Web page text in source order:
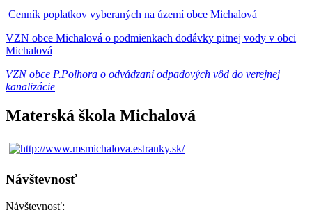
Cenník poplatkov vyberaných na území obce Michalová
VZN obce Michalová o podmienkach dodávky pitnej vody v obci
Michalová
VZN obce P.Polhora o odvádzaní odpadových vôd do verejnej
kanalizácie
Materská škola Michalová
Návštevnosť
Návštevnosť: